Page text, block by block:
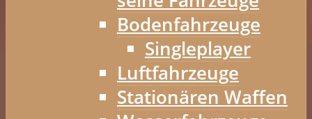
Bodenfahrzeuge
Singleplayer
Luftfahrzeuge
Stationären Waffen